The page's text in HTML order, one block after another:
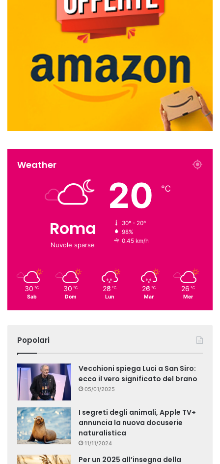
Weather
Roma
Nuvole sparse
20 ℃
30º - 20º
98%
0.45 km/h
30 ℃
Sab
30 ℃
Dom
28 ℃
Lun
26 ℃
Mar
26 ℃
Mer
Popolari
Vecchioni spiega Luci a San Siro:
ecco il vero significato del brano
05/01/2025
I segreti degli animali, Apple TV+
annuncia la nuova docuserie
naturalistica
11/11/2024
Per un 2025 all’insegna della